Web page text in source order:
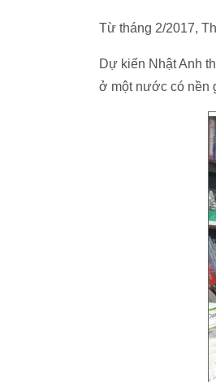
Từ tháng 2/2017,
Dự kiến Nhật Anh
ở một nước có nền